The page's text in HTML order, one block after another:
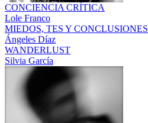
CONCIENCIA CRÍTICA
Lole Franco
MIEDOS, TES Y CONCLUSIONES
Ángeles Díaz
WANDERLUST
Silvia García